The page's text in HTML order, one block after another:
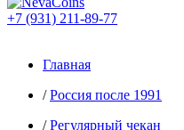
+7 (931) 211-89-77
Главная
/Россия после 1991
/Регулярный чекан